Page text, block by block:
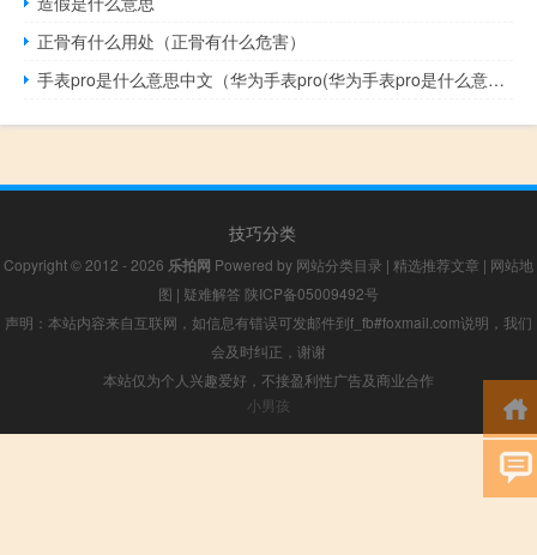
正骨有什么用处（正骨有什么危害）
手表pro是什么意思中文（华为手表pro(华为手表pro是什么意思)）
技巧分类
Copyright © 2012 - 2026 乐拍网 Powered by 网站分类目录 | 精选推荐文章 | 网站地
图 | 疑难解答 陕ICP备05009492号
声明：本站内容来自互联网，如信息有错误可发邮件到f_fb#foxmail.com说明，我们
会及时纠正，谢谢
本站仅为个人兴趣爱好，不接盈利性广告及商业合作
小男孩